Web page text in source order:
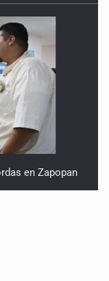
en Zapopan